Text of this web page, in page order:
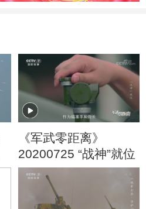
《军武零距离》
20200725 “战神”就位